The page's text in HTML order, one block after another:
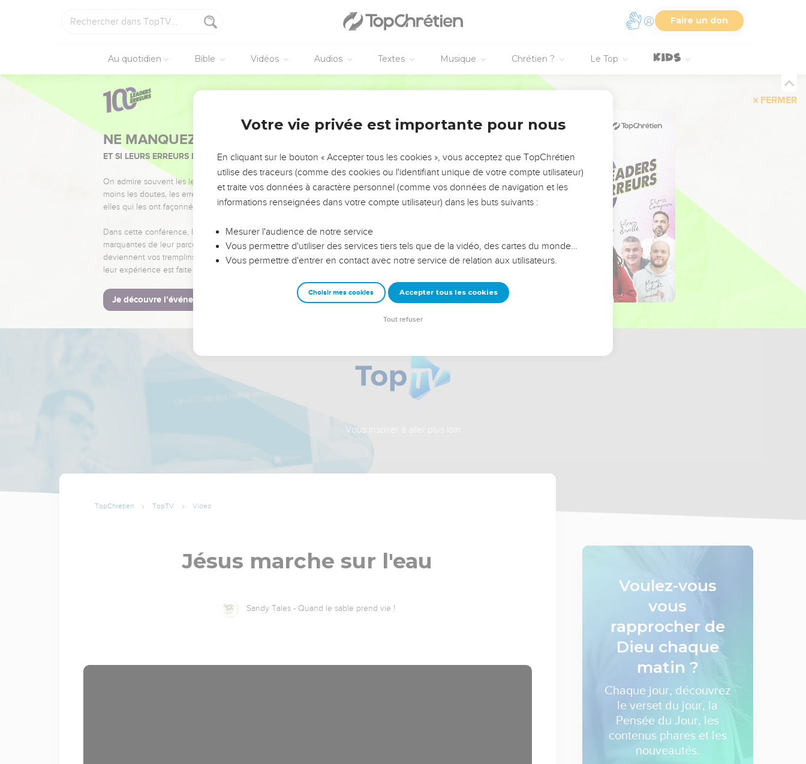
Faire un don
Au quotidien Bible Vidéos Audios Textes Musique Chrétien ? Le Top
FERMER
NE MANQUEZ PAS L’ÉVÉNEMENT DE L’ANNÉE !
ET SI LEURS ERREURS POUVAIENT VOUS ÉVITER LES VOTRES ?
On admire souvent les leaders pour leurs réussites, leur impact, leur foi ou leur vision. Mais on voit
moins les doutes, les erreurs et les saisons difficiles qu'ils ont traversés, alors même que ce sont
elles qui les ont façonnés.
Dans cette conférence, leaders, entrepreneurs, et responsables reviennent sur les erreurs
marquantes de leur parcours et les clés pour avancer avec plus de sagesse afin que leurs erreurs
deviennent vos tremplins. Que vous guidiez un ministère, une équipe, un groupe ou une famille,
leur expérience est faite pour vous.
Je découvre l’événement
Vous inspirer à aller plus loin
TopChrétien TopTV Vidéo
Jésus marche sur l'eau
Sandy Tales - Quand le sable prend vie !
Voulez-vous
vous
rapprocher de
Dieu chaque
matin ?
Chaque jour, découvrez
le verset du jour, la
Pensée du Jour, les
contenus phares et les
nouveautés.
Votre vie privée est importante pour nous
En cliquant sur le bouton « Accepter tous les cookies », vous acceptez que TopChrétien
utilise des traceurs (comme des cookies ou l'identifiant unique de votre compte utilisateur)
et traite vos données à caractère personnel (comme vos données de navigation et les
informations renseignées dans votre compte utilisateur) dans les buts suivants :
Mesurer l'audience de notre service
Vous permettre d'utiliser des services tiers tels que de la vidéo, des cartes du monde…
Vous permettre d'entrer en contact avec notre service de relation aux utilisateurs.
Choisir mes cookies Accepter tous les cookies
Tout refuser